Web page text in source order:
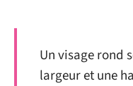
Un visage rond
largeur et une